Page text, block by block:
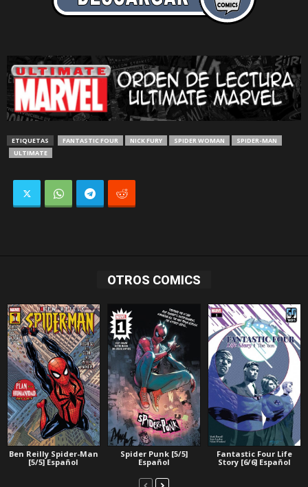
ETIQUETAS FANTASTIC FOUR NICK FURY SPIDER WOMAN
SPIDER-MAN
ULTIMATE
OTROS COMICS
Ben Reilly Spider-Man
[5/5] Español
Spider Punk [5/5]
Español
Fantastic Four Life
Story [6/6] Español